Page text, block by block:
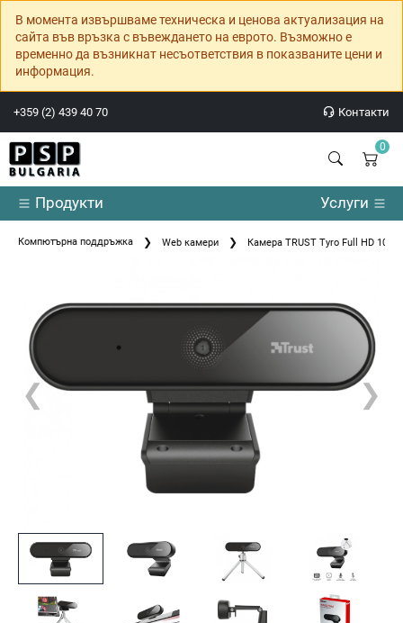
В момента извършваме техническа и ценова актуализация на
сайта във връзка с въвеждането на еврото. Възможно е
временно да възникнат несъответствия в показваните цени и
информация.
+359 (2) 439 40 70 Контакти
0
Продукти Услуги
Компютърна поддръжка Web камери Камера TRUST Tyro Full HD
❮ ❯